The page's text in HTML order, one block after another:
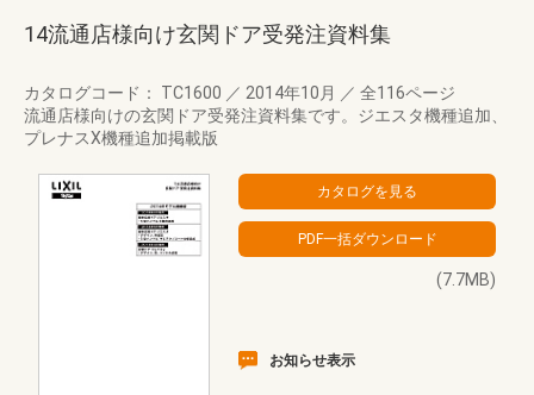
14流通店様向け玄関ドア受発注資料集
カタログコード： TC1600 ／ 2014年10月 ／ 全116ページ
流通店様向けの玄関ドア受発注資料集です。ジエスタ機種追加、
プレナスX機種追加掲載版
(7.7MB)
お知らせ表示